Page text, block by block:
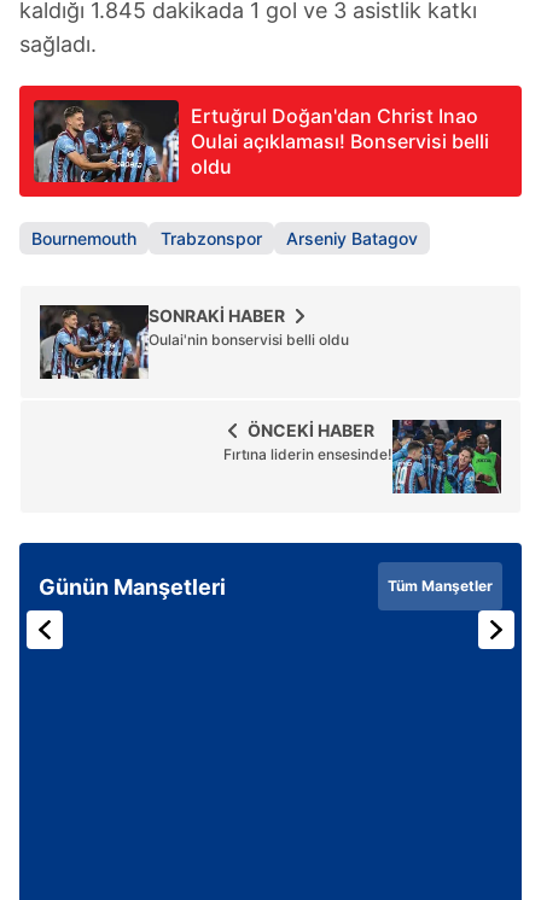
Çerezlere ilişkin tercihlerinizi aşağıda yer alan panel
vasıtasıyla belirleyebilirsiniz. Çerezlere ilişkin detaylı bilgi
için Ayarlar butonuna tıklayabilir,Çerez Bilgilendirme
Metnimiziziyaret edebilirsiniz.
6698 sayılı Kişisel Verilerin Korunması Kanunu uyarınca
ilgili mevzuata uygun olarak kullanılan çerezlerle ilgili bilgi
kaldığı 1.845 dakikada 1 gol ve 3 asistlik katkı
sağladı.
Ertuğrul Doğan'dan Christ Inao
Oulai açıklaması! Bonservisi belli
oldu
Bournemouth Trabzonspor Arseniy Batagov
SONRAKİ HABER
Oulai'nin bonservisi belli oldu
ÖNCEKİ HABER
Fırtına liderin ensesinde!
Günün Manşetleri Tüm Manşetler